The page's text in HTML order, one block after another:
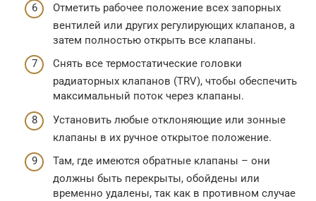
Отметить рабочее положение всех запорных
вентилей или других регулирующих клапанов, а
затем полностью открыть все клапаны.
Снять все термостатические головки
радиаторных клапанов (TRV), чтобы обеспечить
максимальный поток через клапаны.
Установить любые отклоняющие или зонные
клапаны в их ручное открытое положение.
Там, где имеются обратные клапаны – они
должны быть перекрыты, обойдены или
временно удалены, так как в противном случае